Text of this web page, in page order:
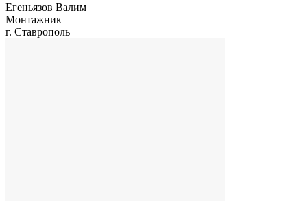
Егеньязов Валим
Монтажник
г. Ставрополь